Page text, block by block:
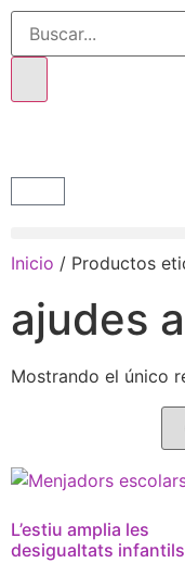
Inicio / Productos
ajudes
Mostrando el único
L’estiu amplia les
desigualtats infantils